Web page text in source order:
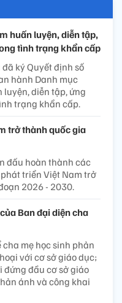
huấn luyện, diễn tập,
tình trạng khẩn cấp
ký Quyết định số
hành Danh mục
diễn tập, ứng
trạng khẩn cấp.
trở thành quốc gia
đấu hoàn thành các
triển Việt Nam trở
2026 - 2030.
Ban đại diện cha
mẹ học sinh phản
với cơ sở giáo dục;
đầu cơ sở giáo
ánh và công khai